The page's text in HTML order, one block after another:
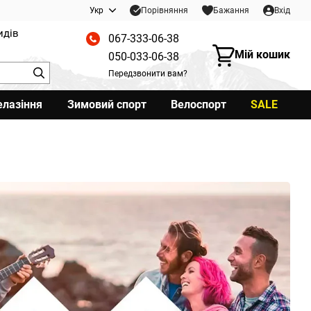
Укр Порівняння Бажання Вхід
067-333-06-38
050-033-06-38
Передзвонити вам?
Мій кошик
Зимовий спорт Велоспорт SALE